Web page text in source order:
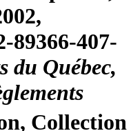
89366-407-
du Québec,
Collection